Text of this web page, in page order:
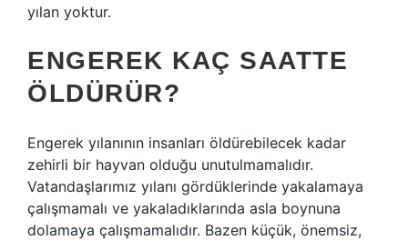
yılan yoktur.
ENGEREK KAÇ SAATTE
ÖLDÜRÜR?
Engerek yılanının insanları öldürebilecek kadar
zehirli bir hayvan olduğu unutulmamalıdır.
Vatandaşlarımız yılanı gördüklerinde yakalamaya
çalışmamalı ve yakaladıklarında asla boynuna
dolamaya çalışmamalıdır. Bazen küçük, önemsiz,